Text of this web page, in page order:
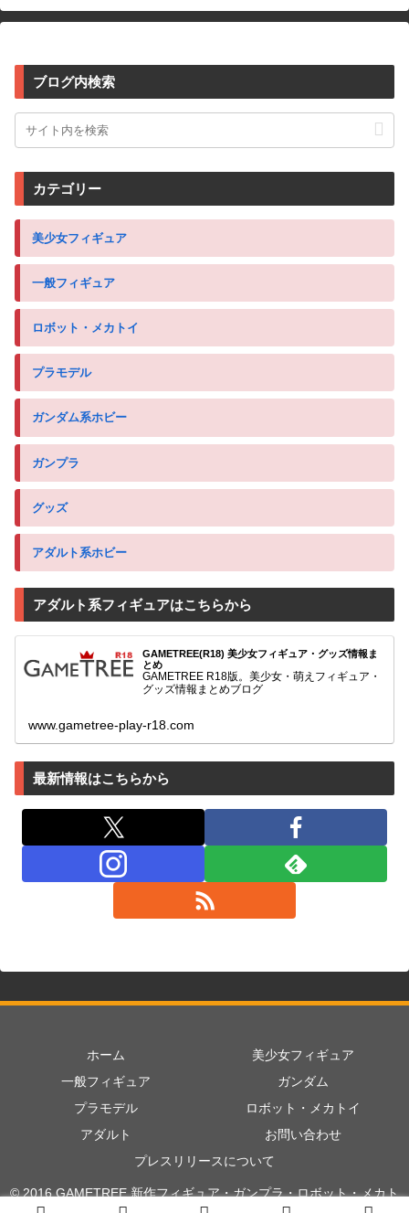
ブログ内検索
カテゴリー
美少女フィギュア
一般フィギュア
ロボット・メカトイ
プラモデル
ガンダム系ホビー
ガンプラ
グッズ
アダルト系ホビー
アダルト系フィギュアはこちらから
GAMETREE(R18) 美少女フィギュア・グッズ情報ま
とめ
GAMETREE R18版。美少女・萌えフィギュア・
グッズ情報まとめブログ
www.gametree-play-r18.com
最新情報はこちらから
ホーム
美少女フィギュア
一般フィギュア
ガンダム
プラモデル
ロボット・メカトイ
アダルト
お問い合わせ
プレスリリースについて
© 2016 GAMETREE 新作フィギュア・ガンプラ・ロボット・メカト